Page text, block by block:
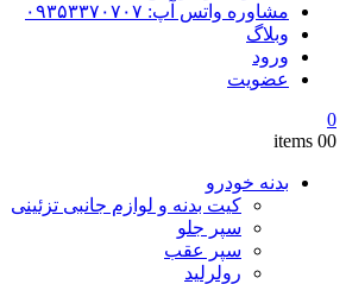
مشاوره واتس آپ: ۰۹۳۵۳۳۷۰۷۰۷
وبلاگ
ورود
عضویت
0
00 items
بدنه خودرو
کیت بدنه و لوازم جانبی تزئینی
سپر جلو
سپر عقب
رولرلید